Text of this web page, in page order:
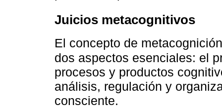
Juicios metacognitivos
El concepto de
dos aspectos esenciales: el
procesos y productos
análisis, regulación y
consciente.